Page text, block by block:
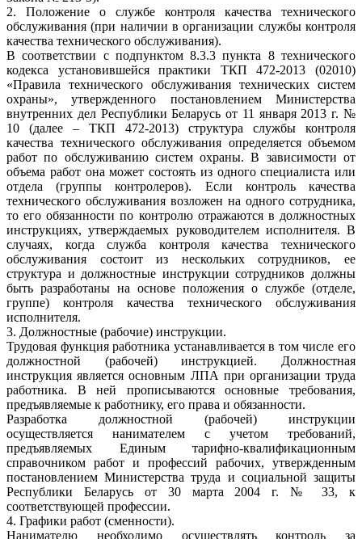
2. Положение о службе контроля качества технического
обслуживания (при наличии в организации службы контроля
качества технического обслуживания).
В соответствии с подпунктом 8.3.3 пункта 8 технического
кодекса установившейся практики ТКП 472-2013 (02010)
«Правила технического обслуживания технических систем
охраны», утвержденного постановлением Министерства
внутренних дел Республики Беларусь от 11 января 2013 г. №
10 (далее – ТКП 472-2013) структура службы контроля
качества технического обслуживания определяется объемом
работ по обслуживанию систем охраны. В зависимости от
объема работ она может состоять из одного специалиста или
отдела (группы контролеров). Если контроль качества
технического обслуживания возложен на одного сотрудника,
то его обязанности по контролю отражаются в должностных
инструкциях, утверждаемых руководителем исполнителя. В
случаях, когда служба контроля качества технического
обслуживания состоит из нескольких сотрудников, ее
структура и должностные инструкции сотрудников должны
быть разработаны на основе положения о службе (отделе,
группе) контроля качества технического обслуживания
исполнителя.
3. Должностные (рабочие) инструкции.
Трудовая функция работника устанавливается в том числе его
должностной (рабочей) инструкцией. Должностная
инструкция является основным ЛПА при организации труда
работника. В ней прописываются основные требования,
предъявляемые к работнику, его права и обязанности.
Разработка должностной (рабочей) инструкции
осуществляется нанимателем с учетом требований,
предъявляемых Единым тарифно-квалификационным
справочником работ и профессий рабочих, утвержденным
постановлением Министерства труда и социальной защиты
Республики Беларусь от 30 марта 2004 г. № 33, к
соответствующей профессии.
4. Графики работ (сменности).
Нанимателю необходимо осуществлять контроль за